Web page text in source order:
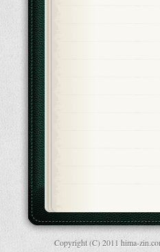
Copyright (C) 2011 hima-